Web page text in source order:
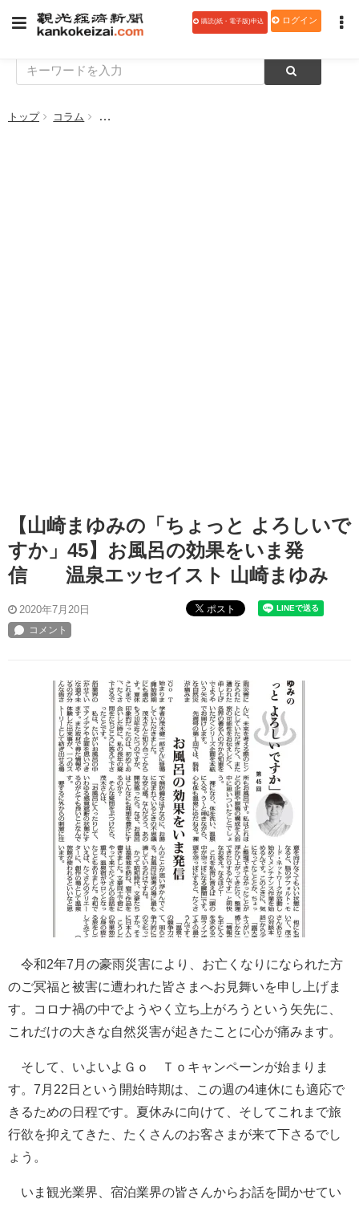
購読(紙・電子版)申込 ログイン
トップ コラム 【山崎まゆみの「ちょっと よろしいですか」45】
【山崎まゆみの「ちょっと よろしいで
すか」45】お風呂の効果をいま発
信 温泉エッセイスト 山崎まゆみ
2020年7月20日 ポスト
令和2年7月の豪雨災害により、お亡くなりになられた方
のご冥福と被害に遭われた皆さまへお見舞いを申し上げま
す。コロナ禍の中でようやく立ち上がろうという矢先に、
これだけの大きな自然災害が起きたことに心が痛みます。
そして、いよいよＧｏ Ｔｏキャンペーンが始まりま
す。7月22日という開始時期は、この週の4連休にも適応で
きるための日程です。夏休みに向けて、そしてこれまで旅
行欲を抑えてきた、たくさんのお客さまが来て下さるでし
ょう。
いま観光業界、宿泊業界の皆さんからお話を聞かせてい